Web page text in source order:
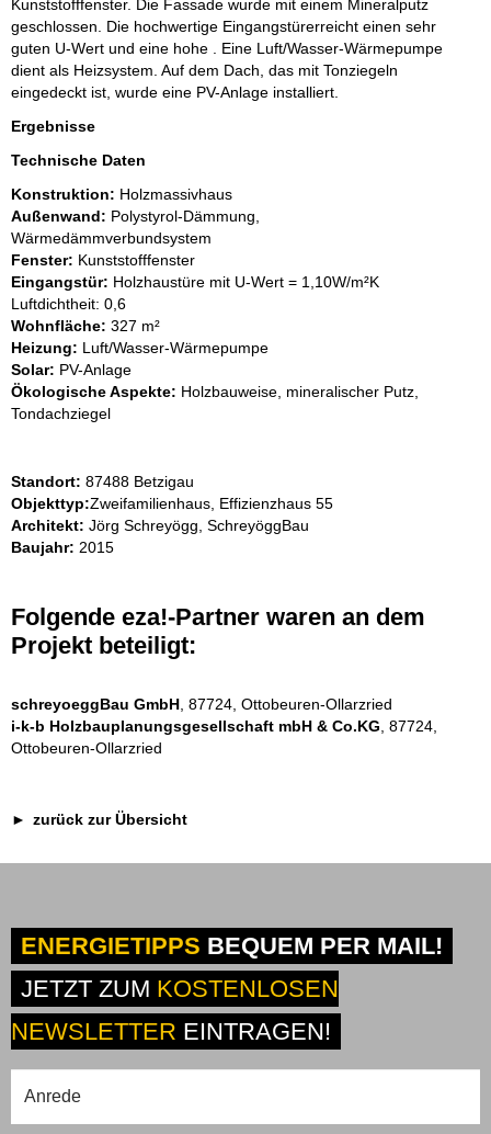
Kunststofffenster. Die Fassade wurde mit einem Mineralputz
geschlossen. Die hochwertige Eingangstürerreicht einen sehr
guten U-Wert und eine hohe . Eine Luft/Wasser-Wärmepumpe
dient als Heizsystem. Auf dem Dach, das mit Tonziegeln
eingedeckt ist, wurde eine PV-Anlage installiert.
Ergebnisse
Technische Daten
Konstruktion: Holzmassivhaus
Außenwand: Polystyrol-Dämmung,
Wärmedämmverbundsystem
Fenster: Kunststofffenster
Eingangstür: Holzhaustüre mit U-Wert = 1,10W/m²K
Luftdichtheit: 0,6
Wohnfläche: 327 m²
Heizung: Luft/Wasser-Wärmepumpe
Solar: PV-Anlage
Ökologische Aspekte: Holzbauweise, mineralischer Putz,
Tondachziegel
Standort: 87488 Betzigau
Objekttyp:Zweifamilienhaus, Effizienzhaus 55
Architekt: Jörg Schreyögg, SchreyöggBau
Baujahr: 2015
Folgende eza!-Partner waren an dem
Projekt beteiligt:
schreyoeggBau GmbH , 87724, Ottobeuren-Ollarzried
i-k-b Holzbauplanungsgesellschaft mbH & Co.KG , 87724,
Ottobeuren-Ollarzried
zurück zur Übersicht
ENERGIETIPPS BEQUEM PER MAIL!
JETZT ZUM KOSTENLOSEN
NEWSLETTER EINTRAGEN!